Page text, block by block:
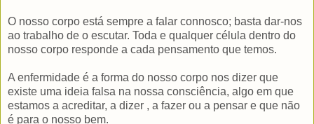
O nosso corpo está sempre a falar connosco; basta dar-nos
ao trabalho de o escutar. Toda e qualquer célula dentro do
nosso corpo responde a cada pensamento que temos.
A enfermidade é a forma do nosso corpo nos dizer que
existe uma ideia falsa na nossa consciência, algo em que
estamos a acreditar, a dizer , a fazer ou a pensar e que não
é para o nosso bem.